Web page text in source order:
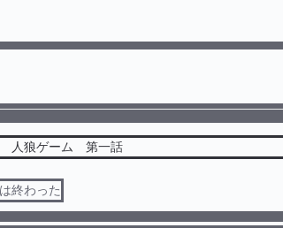
人狼ゲーム 第一話
終わった